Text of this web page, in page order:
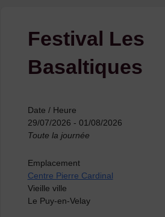
Festival Les
Basaltiques
Date / Heure
29/07/2026 - 01/08/2026
Toute la journée
Emplacement
Centre Pierre Cardinal
Vieille ville
Le Puy-en-Velay